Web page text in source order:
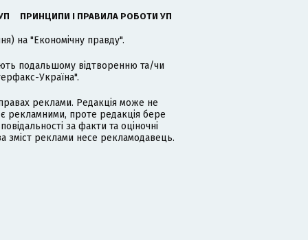
ПРИНЦИПИ І ПРАВИЛА РОБОТИ УП
на "Економічну правду".
подальшому відтворенню та/чи
Україна".
реклами. Редакція може не
рекламними, проте редакція бере
за факти та оціночні
зміст реклами несе рекламодавець.